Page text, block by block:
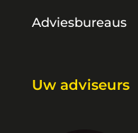
Adviesbureaus
Uw adviseurs